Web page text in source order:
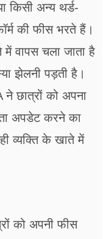
किसी अन्य थर्ड-
की फीस भरते हैं।
वापस चला जाता है
झेलनी पड़ती है।
छात्रों को अपना
अपडेट करने का
व्यक्ति के खाते में
को अपनी फीस